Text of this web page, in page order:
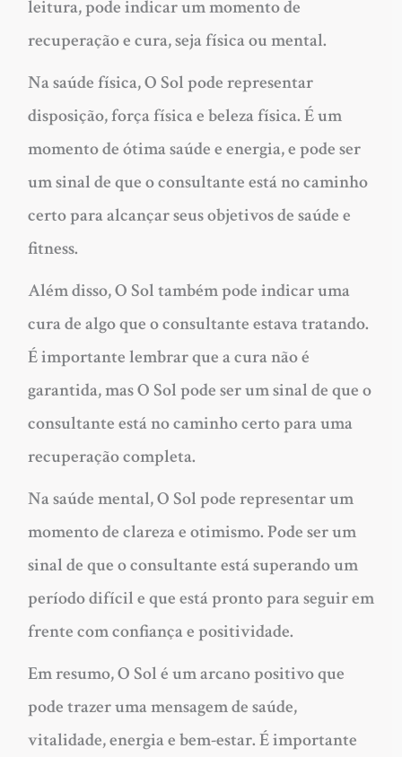
leitura, pode indicar um momento de
recuperação e cura, seja física ou mental.
Na saúde física, O Sol pode representar
disposição, força física e beleza física. É um
momento de ótima saúde e energia, e pode ser
um sinal de que o consultante está no caminho
certo para alcançar seus objetivos de saúde e
fitness.
Além disso, O Sol também pode indicar uma
cura de algo que o consultante estava tratando.
É importante lembrar que a cura não é
garantida, mas O Sol pode ser um sinal de que o
consultante está no caminho certo para uma
recuperação completa.
Na saúde mental, O Sol pode representar um
momento de clareza e otimismo. Pode ser um
sinal de que o consultante está superando um
período difícil e que está pronto para seguir em
frente com confiança e positividade.
Em resumo, O Sol é um arcano positivo que
pode trazer uma mensagem de saúde,
vitalidade, energia e bem-estar. É importante